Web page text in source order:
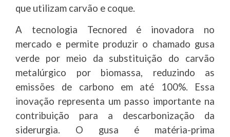
que utilizam carvão e coque.
A tecnologia Tecnored é inovadora no
mercado e permite produzir o chamado gusa
verde por meio da substituição do carvão
metalúrgico por biomassa, reduzindo as
emissões de carbono em até 100%. Essa
inovação representa um passo importante na
contribuição para a descarbonização da
siderurgia. O gusa é matéria-prima